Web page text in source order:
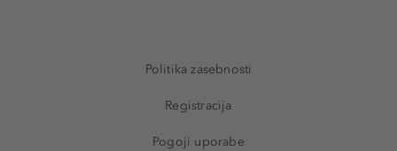
Politika zasebnosti
Registracija
Pogoji uporabe